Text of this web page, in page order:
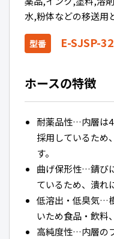
水,粉体などの移送用
型番 E-SJSP-32
ホースの特徴
耐薬品性…内層は
採用しているため
す。
曲げ保形性…錆び
ているため、潰れ
低溶出・低臭気…
いため食品・飲料
高純度性…内層の